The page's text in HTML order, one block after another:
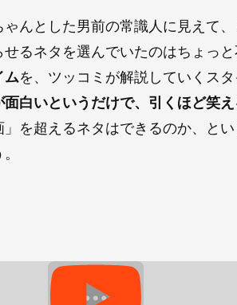
んとした男前の常識人に見えて
るネタを選んでいたのはちょっ
ムを、ツッコミが解説していくス
面白いというだけで、引くほど笑
」を超えるネタはできるのか、と